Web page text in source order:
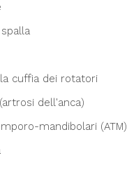
cuffia dei rotatori
dell'anca)
mandibolari (ATM)